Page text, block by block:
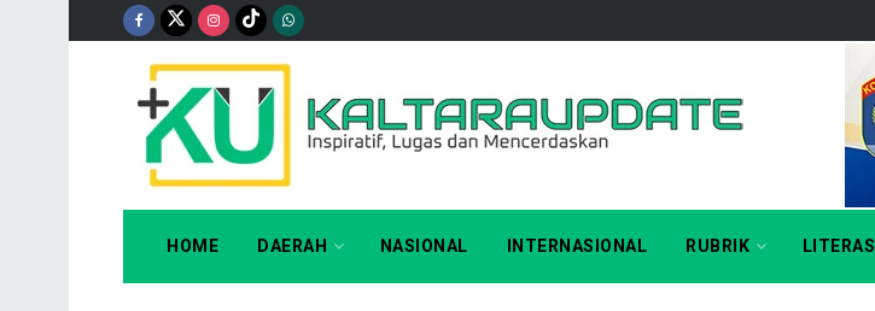
HOME DAERAH NASIONAL INTERNASIONAL RUBRIK LITERASI